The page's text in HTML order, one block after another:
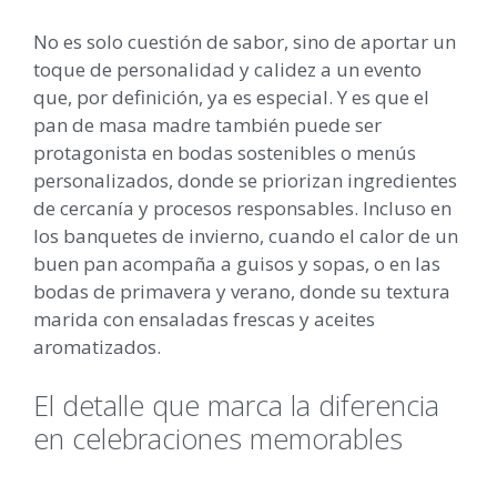
No es solo cuestión de sabor, sino de aportar un
toque de personalidad y calidez a un evento
que, por definición, ya es especial. Y es que el
pan de masa madre también puede ser
protagonista en bodas sostenibles o menús
personalizados, donde se priorizan ingredientes
de cercanía y procesos responsables. Incluso en
los banquetes de invierno, cuando el calor de un
buen pan acompaña a guisos y sopas, o en las
bodas de primavera y verano, donde su textura
marida con ensaladas frescas y aceites
aromatizados.
El detalle que marca la diferencia
en celebraciones memorables